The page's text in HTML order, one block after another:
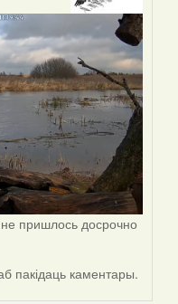
пришлось досрочно
пакідаць каментары.